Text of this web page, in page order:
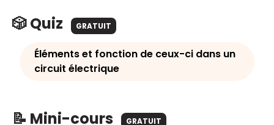
🎲 Quiz GRATUIT
Éléments et fonction de ceux-ci dans un
circuit électrique
📝 Mini-cours GRATUIT